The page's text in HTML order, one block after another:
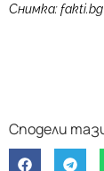
Снимка: fakti.bg